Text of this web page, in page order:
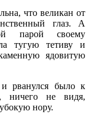
что великан от
глаз. А
парой своему
тугую тетиву и
ядовитую
рванулся было к
ничего не видя,
нору.